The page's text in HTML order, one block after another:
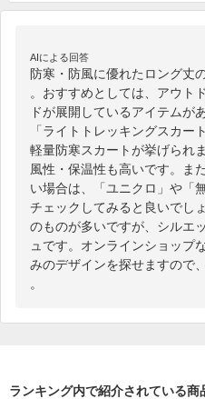
AIによる回答
防寒・防風に優れたロング丈
。おすすめとしては、アウト
ドが展開しているアイテムが
「ライトトレッキングスカー
軽量防寒スカートが挙げられ
風性・保温性も高いです。ま
い場合は、「ユニクロ」や「
チェックしてみると良いでし
のものが多いですが、シルエ
ュです。オンラインショップ
みのデザインを探せますので
。
ランキング内で紹介されている商